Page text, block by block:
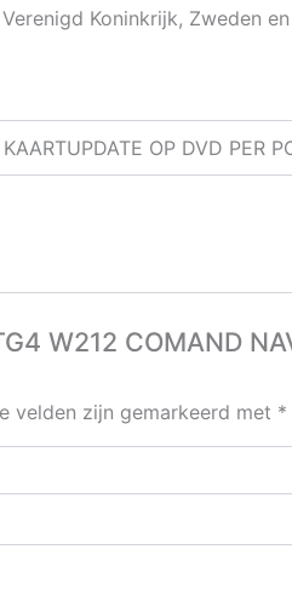
Koninkrijk, Zweden
OP DVD PER
W212 COMAND
velden zijn gemarkeerd met *